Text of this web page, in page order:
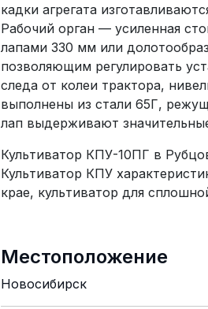
кадки агрегата
Рабочий орган — усиленная
лапами 330 мм или
позволяющим регулировать
следа от колеи трактора,
выполнены из стали 65Г,
лап выдерживают
Культиватор КПУ-10ПГ в
Культиватор КПУ
крае, культиватор для
Местоположение
Новосибирск